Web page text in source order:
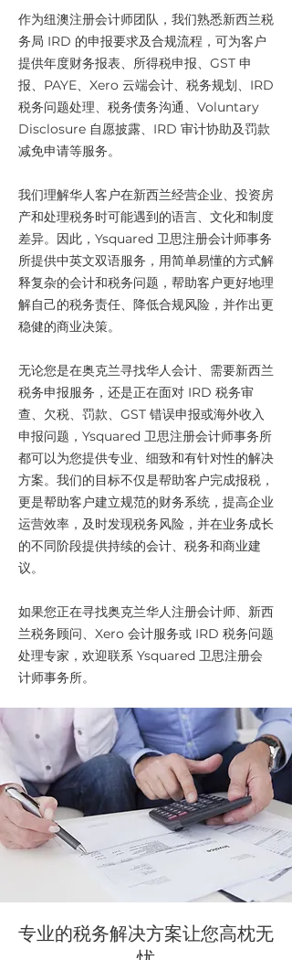
作为纽澳注册会计师团队，我们熟悉新西兰税
务局 IRD 的申报要求及合规流程，可为客户
提供年度财务报表、所得税申报、GST 申
报、PAYE、Xero 云端会计、税务规划、IRD
税务问题处理、税务债务沟通、Voluntary
Disclosure 自愿披露、IRD 审计协助及罚款
减免申请等服务。
我们理解华人客户在新西兰经营企业、投资房
产和处理税务时可能遇到的语言、文化和制度
差异。因此，Ysquared 卫思注册会计师事务
所提供中英文双语服务，用简单易懂的方式解
释复杂的会计和税务问题，帮助客户更好地理
解自己的税务责任、降低合规风险，并作出更
稳健的商业决策。
无论您是在奥克兰寻找华人会计、需要新西兰
税务申报服务，还是正在面对 IRD 税务审
查、欠税、罚款、GST 错误申报或海外收入
申报问题，Ysquared 卫思注册会计师事务所
都可以为您提供专业、细致和有针对性的解决
方案。我们的目标不仅是帮助客户完成报税，
更是帮助客户建立规范的财务系统，提高企业
运营效率，及时发现税务风险，并在业务成长
的不同阶段提供持续的会计、税务和商业建
议。
如果您正在寻找奥克兰华人注册会计师、新西
兰税务顾问、Xero 会计服务或 IRD 税务问题
处理专家，欢迎联系 Ysquared 卫思注册会
计师事务所。
专业的税务解决方案让您高枕无